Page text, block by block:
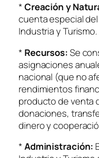
*Creación y
cuenta especial
Industria y Turismo.
* Recursos:Se
asignaciones
nacional (que no
rendimientos
producto de venta
donaciones,
dinero y
*Administración: